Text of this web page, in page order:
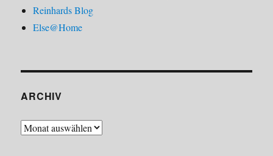
Reinhards Blog
Else@Home
ARCHIV
Archiv